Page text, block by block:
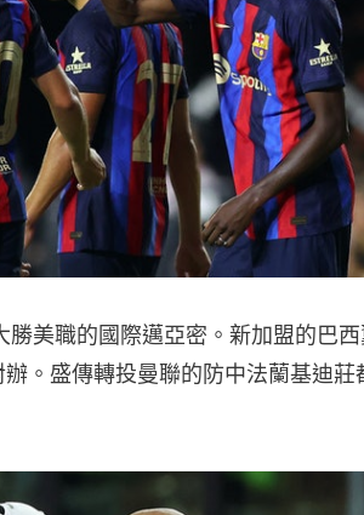
勝美職的國際邁亞密。新加盟的巴
。盛傳轉投曼聯的防中法蘭基迪莊